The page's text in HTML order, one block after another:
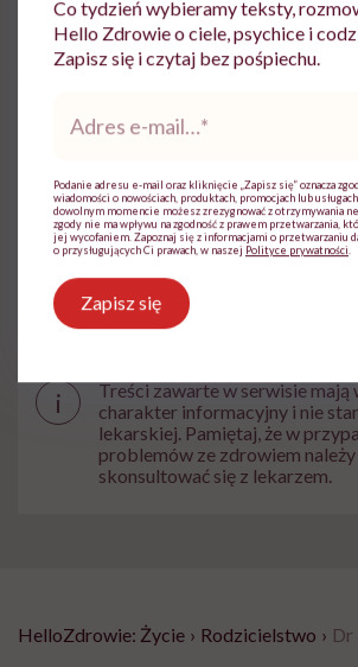
Udostępnij
Dziecko Embriologia In vitro
i
Treści zawarte w serwisie mają
charakter informacyjny i nie
lekarskiej. Pamiętaj, że w
problemów ze zdrowiem
skonsultować się z lekarzem.
HelloZdrowie: Życie › Rodzicielstwo › Dr
Co tydzień wybieramy teksty,
Hello Zdrowie o ciele, psychice i
Zapisz się i czytaj bez pośpiechu.
mail*
Podanie adresu e-mail oraz kliknięcie „Zapisz się” oznacza
wiadomości o nowościach, produktach, promocjach lub
dowolnym momencie możesz zrezygnować z otrzymywania
zgody nie ma wpływu na zgodność z prawem przetwarzania,
jej wycofaniem. Zapoznaj się z informacjami o przetwarzaniu
o przysługujących Ci prawach, w naszej Polityce prywatności
Zapisz się